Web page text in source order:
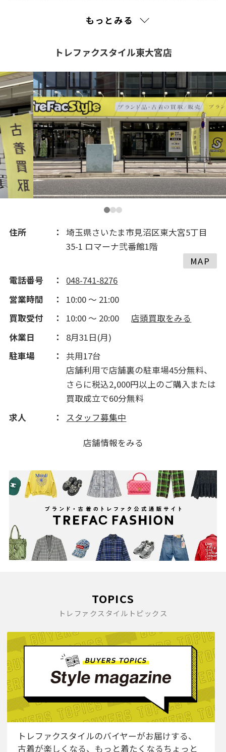
もっとみる
トレファクスタイル東大宮店
住所
埼玉県さいたま市見沼区東大宮5丁目
35-1 ロマーナ弐番館1階
MAP
電話番号
048-741-8276
営業時間
10:00 ～ 21:00
買取受付
10:00 ～ 20:00
店頭買取をみる
休業日
8月31日(月)
駐車場
共用17台
店舗利用で店舗裏の駐車場45分無料、
さらに税込2,000円以上のご購入または
買取成立で60分無料
求人
スタッフ募集中
店舗情報をみる
TOPICS
トレファクスタイルトピックス
トレファクスタイルのバイヤーがお届けする、
古着が楽しくなる、もっと着たくなるちょっと